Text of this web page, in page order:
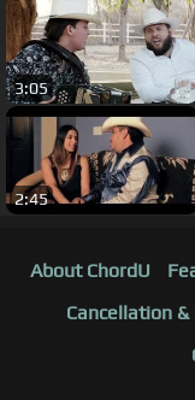
3:05
2:45
About ChordU
Cancellation &